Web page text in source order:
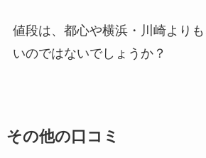
値段は、都心や横浜・川崎より
いのではないでしょうか？
その他の口コミ